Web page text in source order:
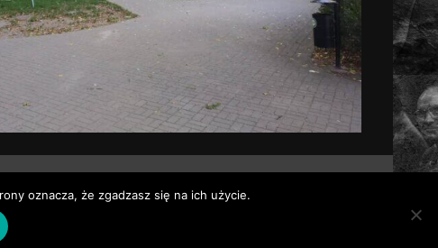
AF themes.
oznacza, że zgadzasz się na ich użycie.